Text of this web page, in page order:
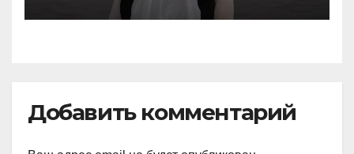
Добавить комментарий